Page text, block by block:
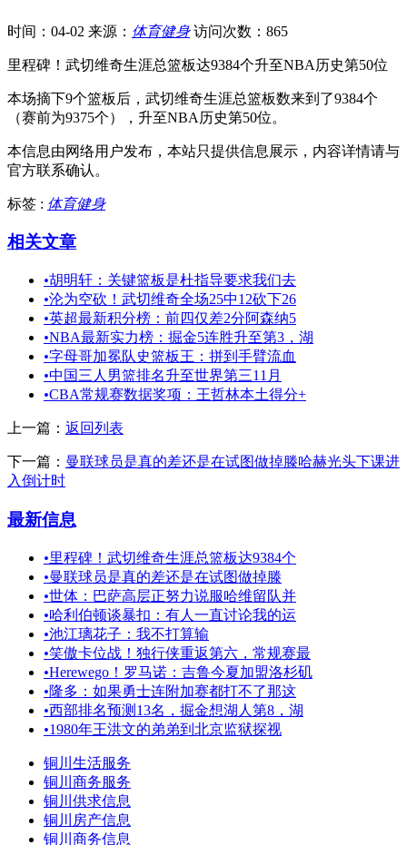
时间：04-02 来源： 体育健身 访问次数：865
里程碑！武切维奇生涯总篮板达9384个升至NBA历史第50位
本场摘下9个篮板后，武切维奇生涯总篮板数来到了9384个
（赛前为9375个），升至NBA历史第50位。
本信息由网络用户发布， 本站只提供信息展示，内容详情请与
官方联系确认。
标签 : 体育健身
相关文章
•胡明轩：关键篮板是杜指导要求我们去
•沦为空砍！武切维奇全场25中12砍下26
•英超最新积分榜：前四仅差2分阿森纳5
•NBA最新实力榜：掘金5连胜升至第3，湖
•字母哥加冕队史篮板王：拼到手臂流血
•中国三人男篮排名升至世界第三11月
•CBA常规赛数据奖项：王哲林本土得分+
上一篇： 返回列表
下一篇： 曼联球员是真的差还是在试图做掉滕哈赫光头下课进
入倒计时
最新信息
•里程碑！武切维奇生涯总篮板达9384个
•曼联球员是真的差还是在试图做掉滕
•世体：巴萨高层正努力说服哈维留队并
•哈利伯顿谈暴扣：有人一直讨论我的运
•池江璃花子：我不打算输
•笑傲卡位战！独行侠重返第六，常规赛最
•Herewego！罗马诺：吉鲁今夏加盟洛杉矶
•隆多：如果勇士连附加赛都打不了那这
•西部排名预测13名，掘金想湖人第8，湖
•1980年王洪文的弟弟到北京监狱探视
铜川生活服务
铜川商务服务
铜川供求信息
铜川房产信息
铜川商务信息